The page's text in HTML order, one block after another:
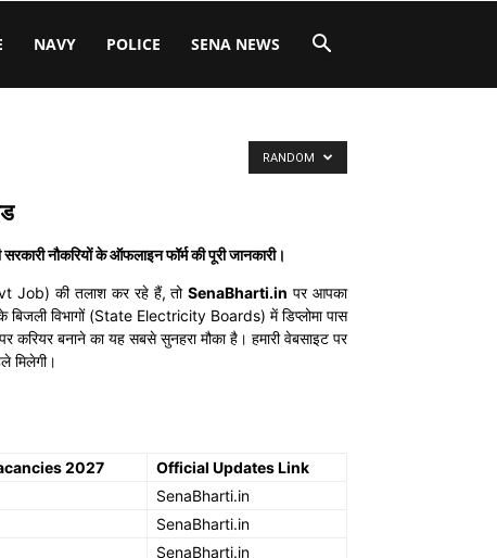
NAVY POLICE SENA NEWS
नौकरियों के ऑफलाइन फॉर्म की पूरी जानकारी।
Job) की तलाश कर रहे हैं, तोSenaBharti.in पर आपका
विभागों (State Electricity Boards) में डिप्लोमा पास
करियर बनाने का यह सबसे सुनहरा मौका है। हमारी वेबसाइट पर
मिलेगी।
2027
Official Updates Link
SenaBharti.in
SenaBharti.in
SenaBharti.in
RANDOM